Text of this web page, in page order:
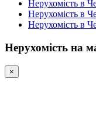
Нерухомість в
Нерухомість в
Нерухомість в
Нерухомість на
×